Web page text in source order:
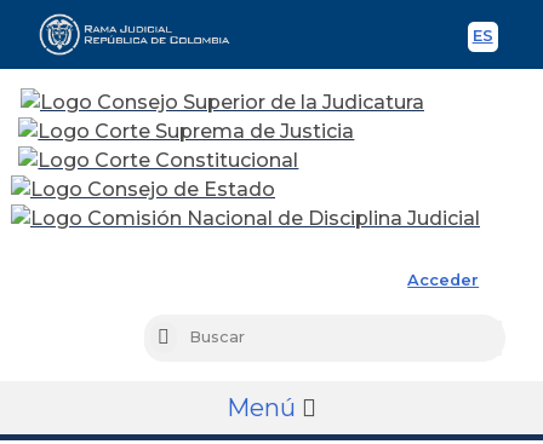
ES
Acceder
Buscar
Menú